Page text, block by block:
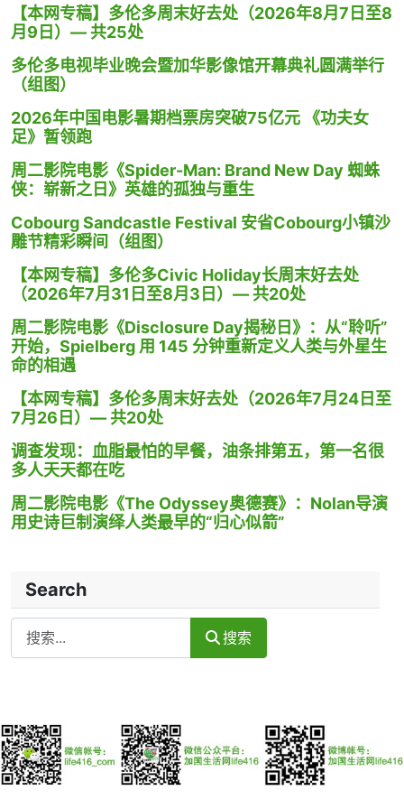
【本网专稿】多伦多周末好去处（2026年8月7日至8
月9日）— 共25处
多伦多电视毕业晚会暨加华影像馆开幕典礼圆满举行
（组图）
2026年中国电影暑期档票房突破75亿元 《功夫女
足》暂领跑
周二影院电影《Spider-Man: Brand New Day 蜘蛛
侠：崭新之日》英雄的孤独与重生
Cobourg Sandcastle Festival 安省Cobourg小镇沙
雕节精彩瞬间（组图）
【本网专稿】多伦多Civic Holiday长周末好去处
（2026年7月31日至8月3日）— 共20处
周二影院电影《Disclosure Day揭秘日》：从“聆听”
开始，Spielberg 用 145 分钟重新定义人类与外星生
命的相遇
【本网专稿】多伦多周末好去处（2026年7月24日至
7月26日）— 共20处
调查发现：血脂最怕的早餐，油条排第五，第一名很
多人天天都在吃
周二影院电影《The Odyssey奥德赛》：Nolan导演
用史诗巨制演绎人类最早的“归心似箭”
Search
Search
搜索